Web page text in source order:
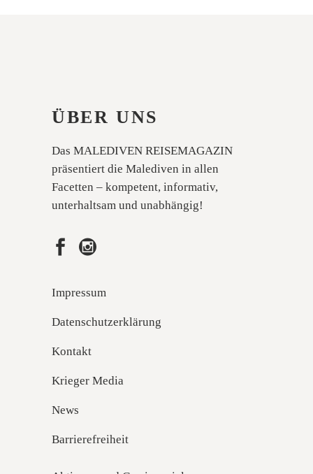
ÜBER UNS
Das MALEDIVEN REISEMAGAZIN
präsentiert die Malediven in allen
Facetten – kompetent, informativ,
unterhaltsam und unabhängig!
Impressum
Datenschutzerklärung
Kontakt
Krieger Media
News
Barrierefreiheit